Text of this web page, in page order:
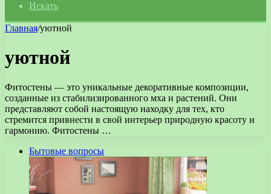
Искать
Главная/уютной
уютной
Фитостены — это уникальные декоративные композиции,
созданные из стабилизированного мха и растений. Они
представляют собой настоящую находку для тех, кто
стремится привнести в свой интерьер природную красоту и
гармонию. Фитостены …
Бытовые вопросы